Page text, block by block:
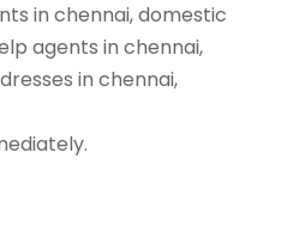
in chennai, domestic
agents in chennai,
in chennai,